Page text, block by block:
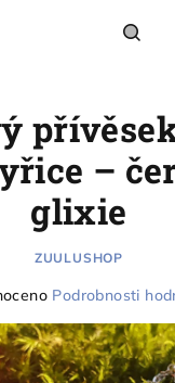
–
glixie
ZUULUSHOP
Podrobnosti